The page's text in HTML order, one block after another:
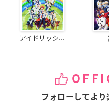
アイドリッシ...
フォローしてより